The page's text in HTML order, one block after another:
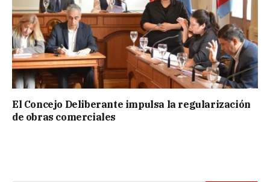
El Concejo Deliberante impulsa la regularización
de obras comerciales